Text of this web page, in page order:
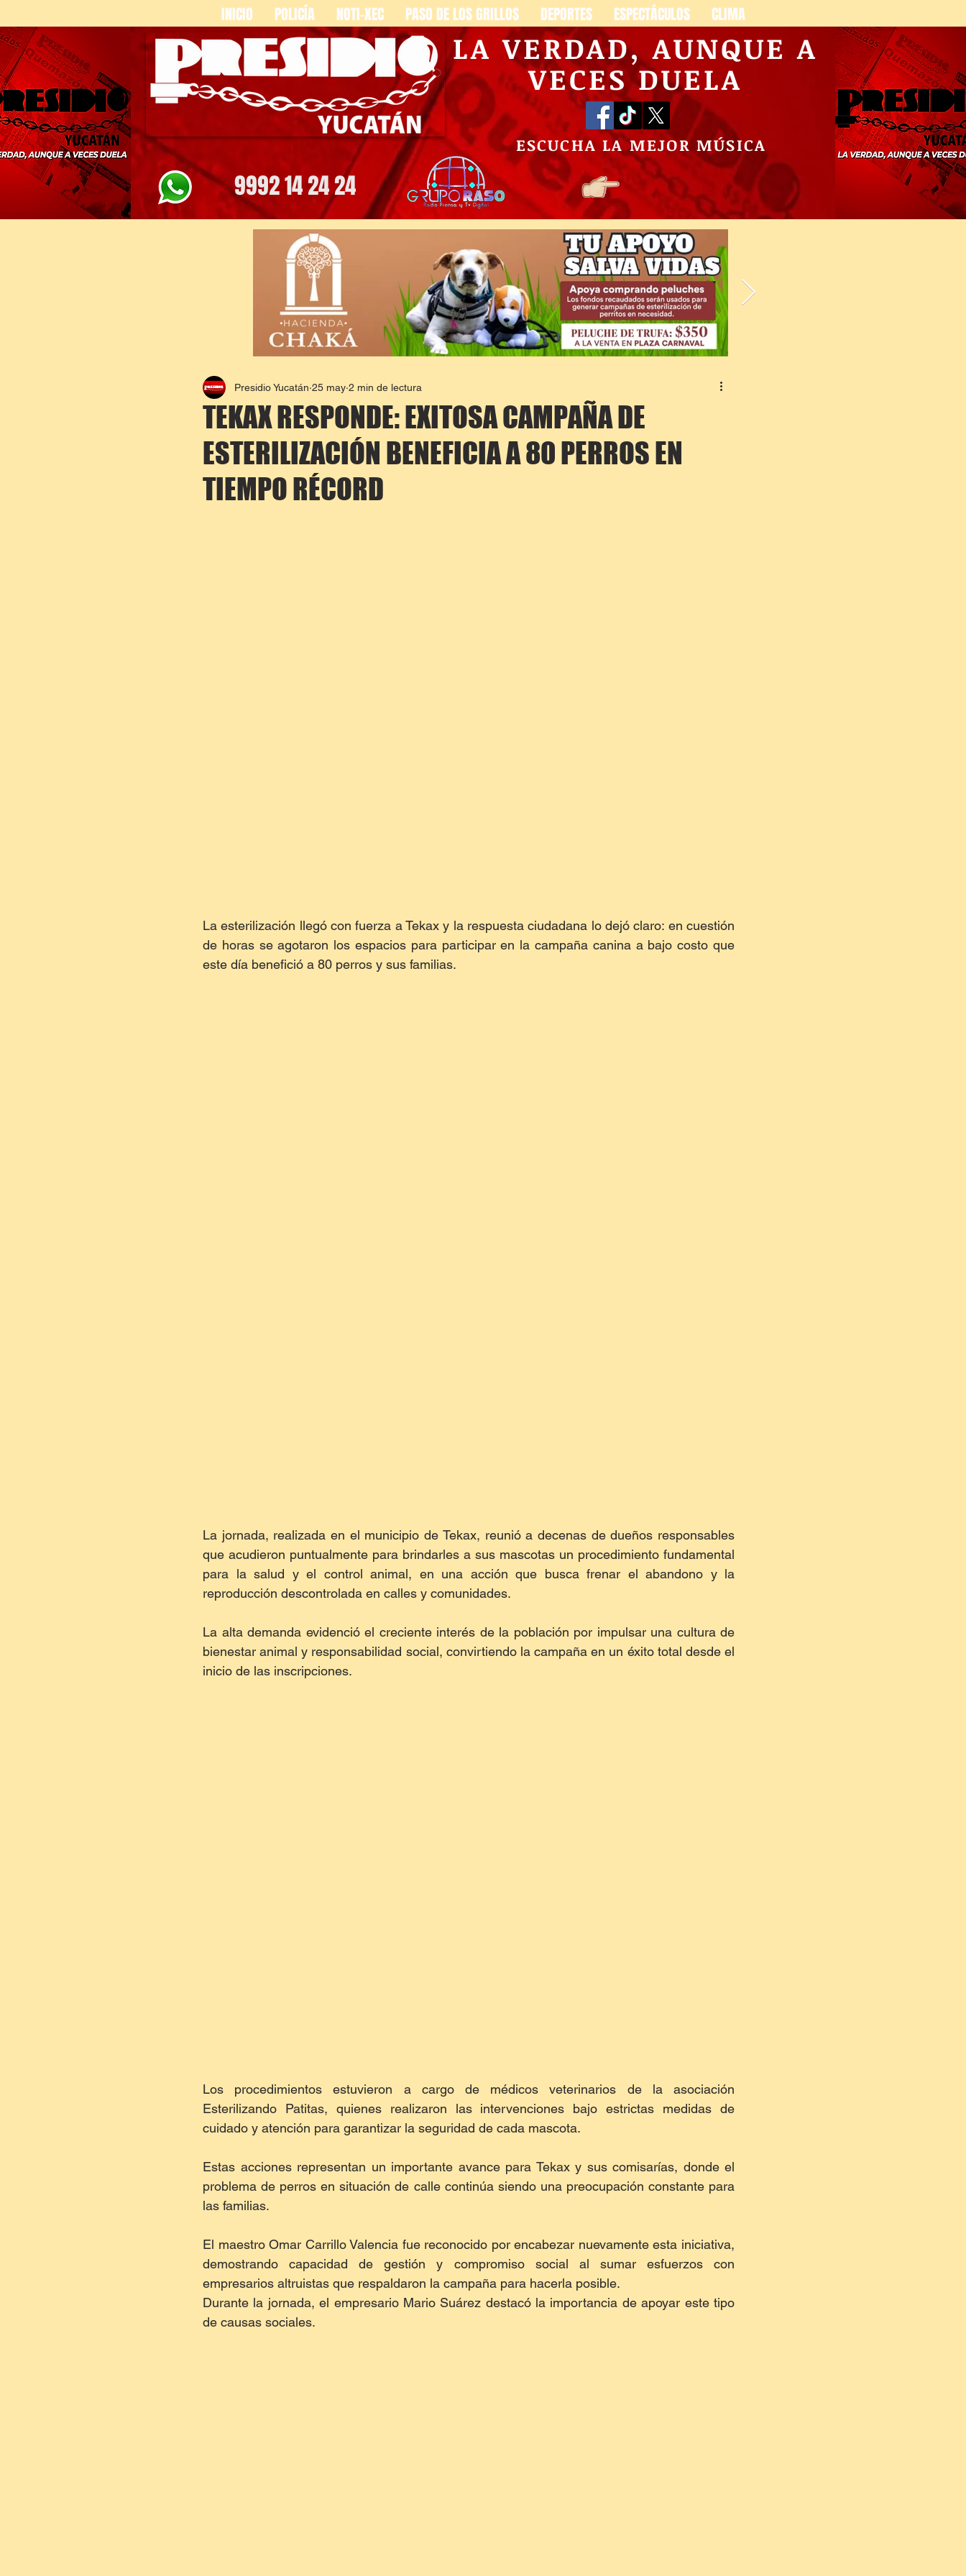
INICIO POLICÍA NOTI-XEC PASO DE LOS GRILLOS DEPORTES ESPECTÁCULOS CLIMA
LA VERDAD, AUNQUE A
VECES DUELA
ESCUCHA LA MEJOR MÚSICA
9992 14 24 24
TEKAX RESPONDE: EXITOSA CAMPAÑA DE
ESTERILIZACIÓN BENEFICIA A 80 PERROS EN
TIEMPO RÉCORD
Presidio Yucatán 25 may 2 min de lectura
La esterilización llegó con fuerza a Tekax y la respuesta ciudadana lo dejó claro: en cuestión
de horas se agotaron los espacios para participar en la campaña canina a bajo costo que
este día benefició a 80 perros y sus familias.
La jornada, realizada en el municipio de Tekax, reunió a decenas de dueños responsables
que acudieron puntualmente para brindarles a sus mascotas un procedimiento fundamental
para la salud y el control animal, en una acción que busca frenar el abandono y la
reproducción descontrolada en calles y comunidades.
La alta demanda evidenció el creciente interés de la población por impulsar una cultura de
bienestar animal y responsabilidad social, convirtiendo la campaña en un éxito total desde el
inicio de las inscripciones.
Los procedimientos estuvieron a cargo de médicos veterinarios de la asociación
Esterilizando Patitas, quienes realizaron las intervenciones bajo estrictas medidas de
cuidado y atención para garantizar la seguridad de cada mascota.
Estas acciones representan un importante avance para Tekax y sus comisarías, donde el
problema de perros en situación de calle continúa siendo una preocupación constante para
las familias.
El maestro Omar Carrillo Valencia fue reconocido por encabezar nuevamente esta iniciativa,
demostrando capacidad de gestión y compromiso social al sumar esfuerzos con
empresarios altruistas que respaldaron la campaña para hacerla posible.
Durante la jornada, el empresario Mario Suárez destacó la importancia de apoyar este tipo
de causas sociales.